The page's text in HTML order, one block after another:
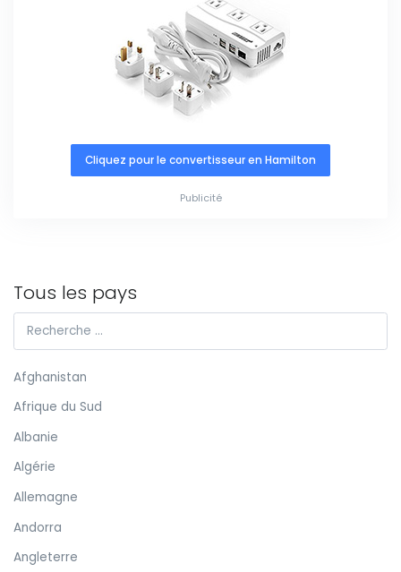
Cliquez pour le convertisseur en Hamilton
Publicité
Tous les pays
Afghanistan
Afrique du Sud
Albanie
Algérie
Allemagne
Andorra
Angleterre